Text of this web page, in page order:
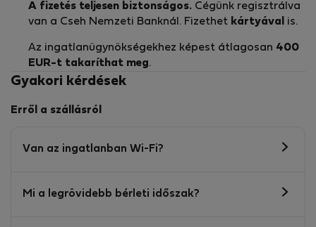
A fizetés teljesen biztonságos. Cégünk regisztrálva
van a Cseh Nemzeti Banknál. Fizethet kártyával is.
Az ingatlanügynökségekhez képest átlagosan 400
EUR-t takaríthat meg.
Gyakori kérdések
Erről a szállásról
Van az ingatlanban Wi-Fi?
Mi a legrövidebb bérleti időszak?